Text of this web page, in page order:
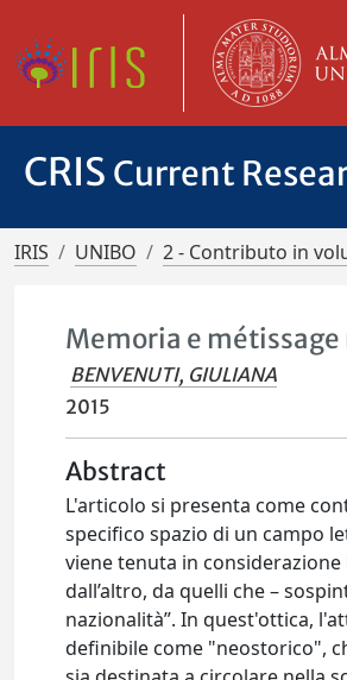
CRIS Current
IRIS UNIBO 2 - Contributo in
Memoria e
BENVENUTI, GIULIANA
2015
Abstract
L'articolo si presenta come
specifico spazio di un campo
viene tenuta in
dall’altro, da quelli che –
nazionalità”. In quest'ottica,
definibile come "neostorico",